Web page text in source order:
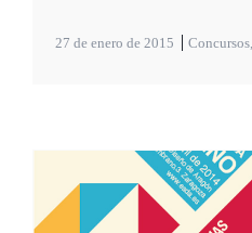
27 de enero de 2015 Concursos,